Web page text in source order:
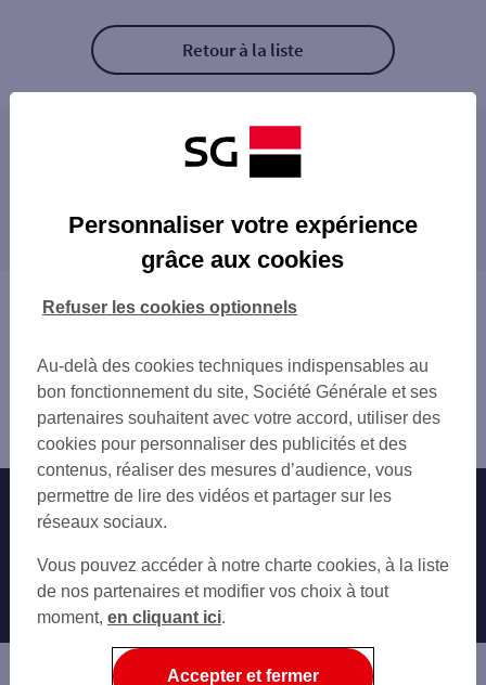
Retour à la liste
Les distributeurs/automates à proximité
CAEN 107 RUE DE FALAISE
CAEN 59 RUE SAINT JEAN
CAEN THEATRE
CAEN 15 PL DE LA REPUBLIQUE
CAEN REPUBLIQUE
HEROUVILLE ST CLAIR QUARTIER DU VAL
IFS 47 AV JEAN VILAR
CAEN LE PERICENTRE BAT A 27 AV DE
CAEN CHU
IFS
CAEN COTE DE NACRE
CAEN 8 AV HENRY CHERON
CAEN 2 B BD GEORGES POMPID
proximité
IFS
Vous êtes ici : Accueil
Mondeville
Distributeur/automate MONDEVILLE 26 RUE CHAPRON
Nos engagements Nous contacter
Autres sites SG
Professionnels
Entreprises
Associations
Personnaliser votre expérience
grâce aux cookies
Au-delà des cookies techniques indispensables au
bon fonctionnement du site, Société Générale et ses
partenaires souhaitent avec votre accord, utiliser des
cookies pour personnaliser des publicités et des
contenus, réaliser des mesures d’audience, vous
permettre de lire des vidéos et partager sur les
réseaux sociaux.
Vous pouvez accéder à notre charte cookies, à la liste
de nos partenaires et modifier vos choix à tout
moment, en cliquant ici.
Refuser les cookies optionnels
Accepter et fermer